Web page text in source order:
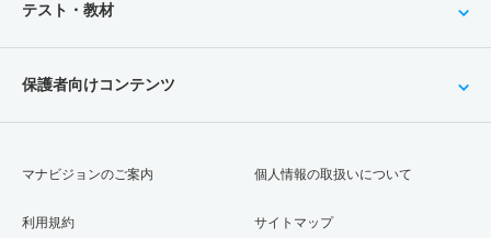
テスト・教材
保護者向けコンテンツ
マナビジョンのご案内
利用規約
個人情報の取扱いについて
サイトマップ